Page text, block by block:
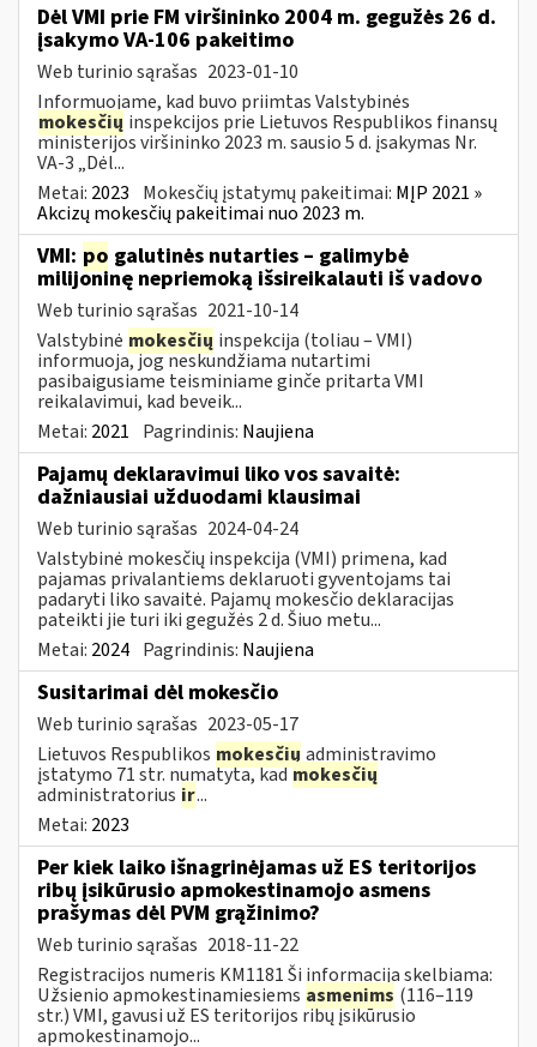
Dėl VMI prie FM viršininko 2004 m. gegužės 26 d.
įsakymo VA-106 pakeitimo
Web turinio sąrašas 2023-01-10
Informuojame, kad buvo priimtas Valstybinės
mokesčių inspekcijos prie Lietuvos Respublikos finansų
ministerijos viršininko 2023 m. sausio 5 d. įsakymas Nr.
VA-3 „Dėl...
Metai: 2023 Mokesčių įstatymų pakeitimai: MĮP 2021 »
Akcizų mokesčių pakeitimai nuo 2023 m.
VMI: po galutinės nutarties – galimybė
milijoninę nepriemoką išsireikalauti iš vadovo
Web turinio sąrašas 2021-10-14
Valstybinė mokesčių inspekcija (toliau – VMI)
informuoja, jog neskundžiama nutartimi
pasibaigusiame teisminiame ginče pritarta VMI
reikalavimui, kad beveik...
Metai: 2021 Pagrindinis: Naujiena
Pajamų deklaravimui liko vos savaitė:
dažniausiai užduodami klausimai
Web turinio sąrašas 2024-04-24
Valstybinė mokesčių inspekcija (VMI) primena, kad
pajamas privalantiems deklaruoti gyventojams tai
padaryti liko savaitė. Pajamų mokesčio deklaracijas
pateikti jie turi iki gegužės 2 d. Šiuo metu...
Metai: 2024 Pagrindinis: Naujiena
Susitarimai dėl mokesčio
Web turinio sąrašas 2023-05-17
Lietuvos Respublikos mokesčių administravimo
įstatymo 71 str. numatyta, kadmokesčių
administratorius ir...
Metai: 2023
Per kiek laiko išnagrinėjamas už ES teritorijos
ribų įsikūrusio apmokestinamojo asmens
prašymas dėl PVM grąžinimo?
Web turinio sąrašas 2018-11-22
Registracijos numeris KM1181 Ši informacija skelbiama:
Užsienio apmokestinamiesiems asmenims (116–119
str.) VMI, gavusi už ES teritorijos ribų įsikūrusio
apmokestinamojo...